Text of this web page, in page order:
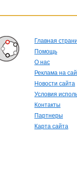
Главная
Помощь
О нас
Реклама на
Новости сайта
Условия
Контакты
Партнеры
Карта сайта